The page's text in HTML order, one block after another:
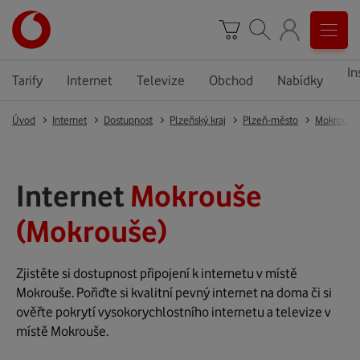
Tarify Internet Televize Obchod Nabídky
Úvod Internet Dostupnost Plzeňský kraj Plzeň-město Mokrouše
Internet Mokrouše
(Mokrouše)
Zjistěte si dostupnost připojení k internetu v místě
Mokrouše. Pořiďte si kvalitní pevný internet na doma či si
ověřte pokrytí vysokorychlostního internetu a televize v
místě Mokrouše.